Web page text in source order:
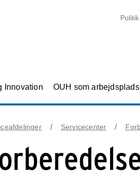
Politik
Innovation OUH som arbejdsplads
Servicecenter